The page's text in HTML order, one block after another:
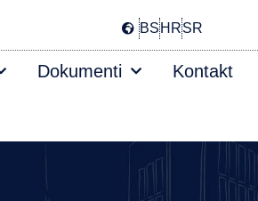
BSHRSR
Dokumenti Kontakt